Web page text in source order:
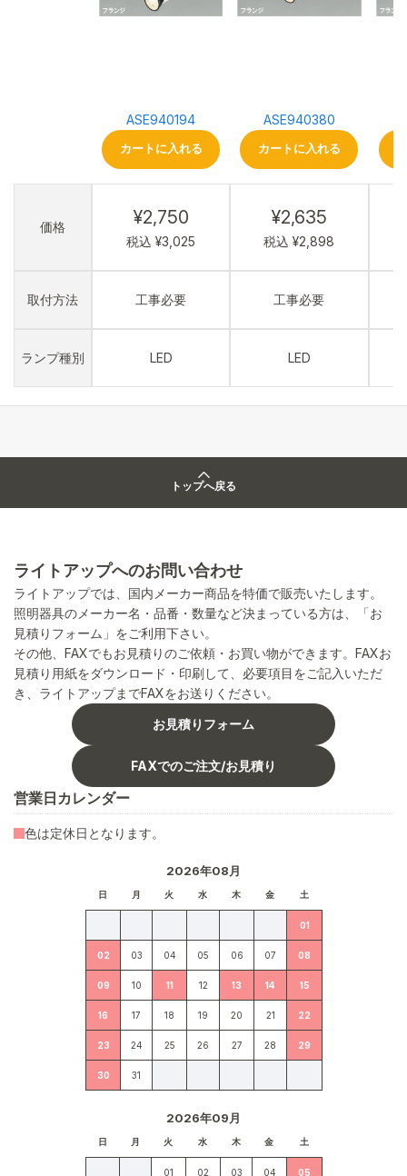
価格
取付方法
ランプ種別
ASE940194
カートに入れる
¥2,750
税込 ¥3,025
工事必要
LED
ASE940380
カートに入れる
¥2,635
税込 ¥2,898
工事必要
LED
トップへ戻る
ライトアップへのお問い合わせ
ライトアップでは、国内メーカー商品を特価で販売いたします。
照明器具のメーカー名・品番・数量など決まっている方は、「お
見積りフォーム」をご利用下さい。
その他、FAXでもお見積りのご依頼・お買い物ができます。FAXお
見積り用紙をダウンロード・印刷して、必要項目をご記入いただ
き、ライトアップまでFAXをお送りください。
お見積りフォーム
FAXでのご注文/お見積り
営業日カレンダー
2026年08月
日 月 火 水 木 金 土
01
02 03 04 05 06 07 08
09 10 11 12 13 14 15
16 17 18 19 20 21 22
23 24 25 26 27 28 29
30 31
2026年09月
日 月 火 水 木 金 土
01 02 03 04 05
色は定休日となります。